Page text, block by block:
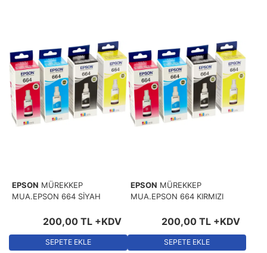
EPSON MÜREKKEP
MUA.EPSON 664 SİYAH
200,00 TL +KDV
SEPETE EKLE
EPSON MÜREKKEP
MUA.EPSON 664 KIRMIZI
200,00 TL +KDV
SEPETE EKLE